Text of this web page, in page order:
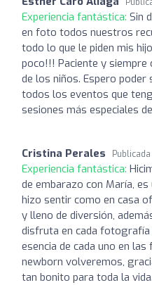
Experiencia fantástica: Sin
en foto todos nuestros
todo lo que le piden mis
poco!!! Paciente y
de los niños. Espero
todos los eventos que
sesiones más especiales
Cristina Perales
Experiencia fantástica:
de embarazo con María,
hizo sentir como en casa
y lleno de diversión,
disfruta en cada
esencia de cada uno en
newborn volveremos,
tan bonito para toda la